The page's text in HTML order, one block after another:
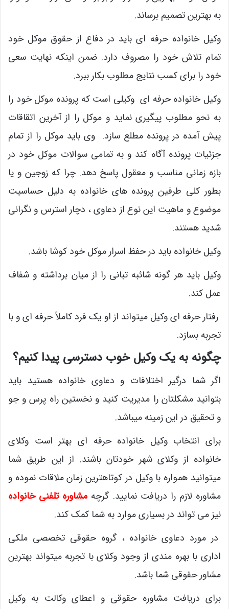
به بهترین تصمیم برساند.
وکیل خانواده حرفه ای باید در دفاع از حقوق موکل خود
تمام تلاش خود را مصروف دارد. ضمن اینکه نهایت سعی
خود را برای کسب نتایج مطلوب بکار ببرد.
وکیل خانواده حرفه ای وکیلی است که پرونده موکل خود را
به نحو مطلوب پیگیری نماید و موکل را از آخرین اتقاقات
پیش آمده در پرونده مطلع سازد. وی باید موکل را از تمام
جزئیات پرونده آگاه کند و به تمامی سوالات موکل خود در
بازه زمانی مناسب و معقول پاسخ دهد. چرا که زوجین و یا
بطور کلی طرفین پرونده های خانواده به دلیل حساسیت
موضوع و ماهیت این نوع از دعاوی ، دچار استرس و نگرانی
شدید هستند.
وکیل خانواده باید در حفظ اسرار موکل خود کوشا باشد.
وکیل باید هر گونه شائبه تبانی را از میان برداشته و شفاف
عمل کند.
رفتار حرفه ای وکیل میتواند از او یک فرد کاملاً حرفه ای و با
تجربه بسازد.
چگونه به یک وکیل خوب دسترسی پیدا کنیم؟
اگر شما درگیر اختلافات و دعاوی خانواده هستید باید
بتوانید مشکلتان را مدیریت کنید و نخستین راه پرس و جو
و تحقیق در این زمینه میباشد.
برای انتخاب وکیل خانواده حرفه ای بهتر است وکلای
خانواده از وکلای شهر خودتان باشند. از این طریق شما
میتوانید همواره با وکیل در کوتاهترین زمان ملاقات نموده و
مشاوره لازم را دریافت نمایید. گرچه مشاوره تلفنی خانواده
نیز می تواند در بسیاری موارد به شما کمک کند.
در مورد دعاوی خانواده ، گروه حقوقی تخصصی ملکی
اداری با بهره مندی از وجود وکلای با تجربه میتواند بهترین
مشاور حقوقی شما باشد.
برای دریافت مشاوره حقوقی و اعطای وکالت به وکیل